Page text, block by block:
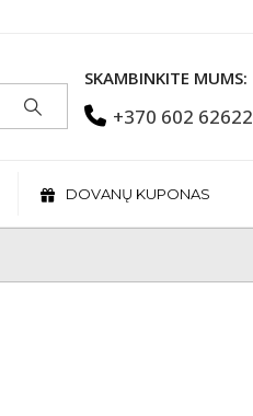
SKAMBINKITE MUMS:
+370 602 62622
DOVANŲ KUPONAS